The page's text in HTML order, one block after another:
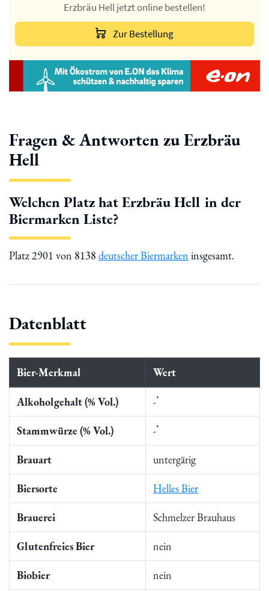
Erzbräu Hell jetzt online bestellen!
Zur Bestellung
Fragen & Antworten zu Erzbräu
Hell
Welchen Platz hat Erzbräu Hell in der
Biermarken Liste?
Platz 2901 von 8138 deutscher Biermarken insgesamt.
Datenblatt
Bier-Merkmal Wert
Alkoholgehalt (% Vol.) -*
Stammwürze (% Vol.) -*
Brauart untergärig
Biersorte Helles Bier
Brauerei Schmelzer Brauhaus
Glutenfreies Bier nein
Biobier nein